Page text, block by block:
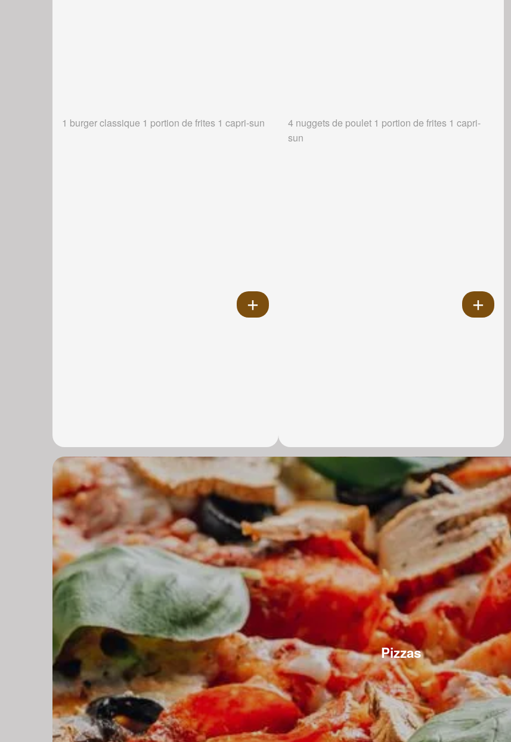
1 burger classique 1 portion de frites 1 capri-sun
4 nuggets de poulet 1 portion de frites 1 capri-
sun
Pizzas